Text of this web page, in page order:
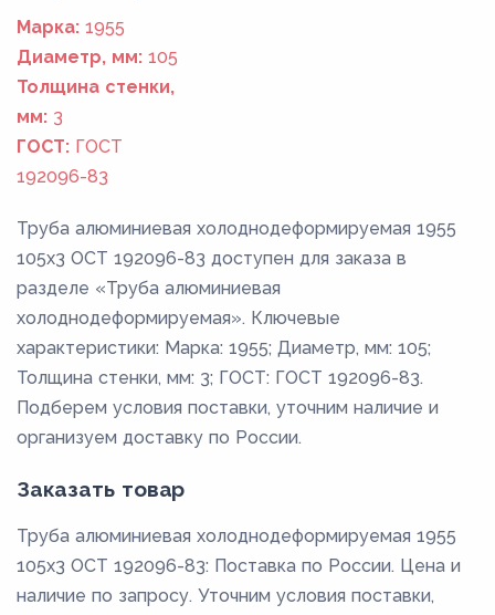
Марка: 1955
Диаметр, мм: 105
Толщина стенки,
мм: 3
ГОСТ: ГОСТ
192096-83
Труба алюминиевая холоднодеформируемая 1955
105x3 ОСТ 192096-83 доступен для заказа в
разделе «Труба алюминиевая
холоднодеформируемая». Ключевые
характеристики: Марка: 1955; Диаметр, мм: 105;
Толщина стенки, мм: 3; ГОСТ: ГОСТ 192096-83.
Подберем условия поставки, уточним наличие и
организуем доставку по России.
Заказать товар
Труба алюминиевая холоднодеформируемая 1955
105x3 ОСТ 192096-83: Поставка по России. Цена и
наличие по запросу. Уточним условия поставки,